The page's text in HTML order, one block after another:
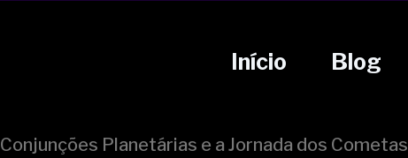
Início Blog
Conjunções Planetárias e a Jornada dos Cometas